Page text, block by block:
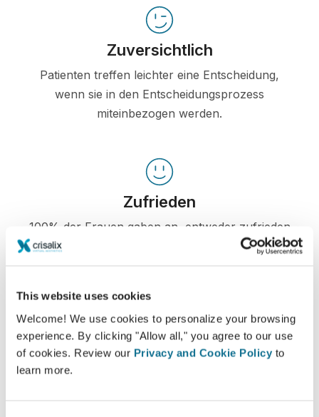
This website uses cookies
Welcome! We use cookies to personalize your browsing
experience. By clicking "Allow all," you agree to our use
of cookies. Review our Privacy and Cookie Policy to
learn more.
Zuversichtlich
Patienten treffen leichter eine Entscheidung,
wenn sie in den Entscheidungsprozess
miteinbezogen werden.
Zufrieden
100% der Frauen gaben an, entweder zufrieden
oder sehr zufrieden mit dem Ergebnis ihrer
*Online-Befragung von Brustvergrößerungspatientinnen, die
sich zwischen Mai 2010 und September 2011 einer Operation in
der Schweiz unterzogen haben.